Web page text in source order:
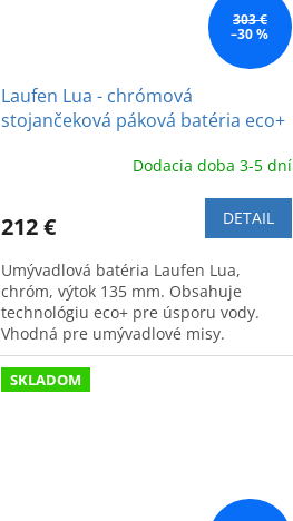
303 €
–30 %
Laufen Lua - chrómová
stojančeková páková batéria eco+
Dodacia doba 3-5 dní
212 € DETAIL
Umývadlová batéria Laufen Lua,
chróm, výtok 135 mm. Obsahuje
technológiu eco+ pre úsporu vody.
Vhodná pre umývadlové misy.
SKLADOM